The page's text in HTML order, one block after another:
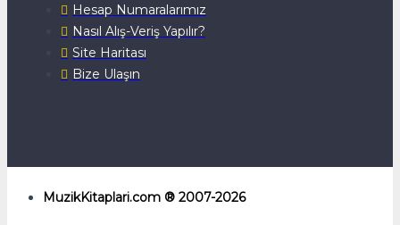
Hesap Numaralarımız
Nasıl Alış-Veriş Yapılır?
Site Haritası
Bize Ulaşın
MuzikKitaplari.com ® 2007-2026